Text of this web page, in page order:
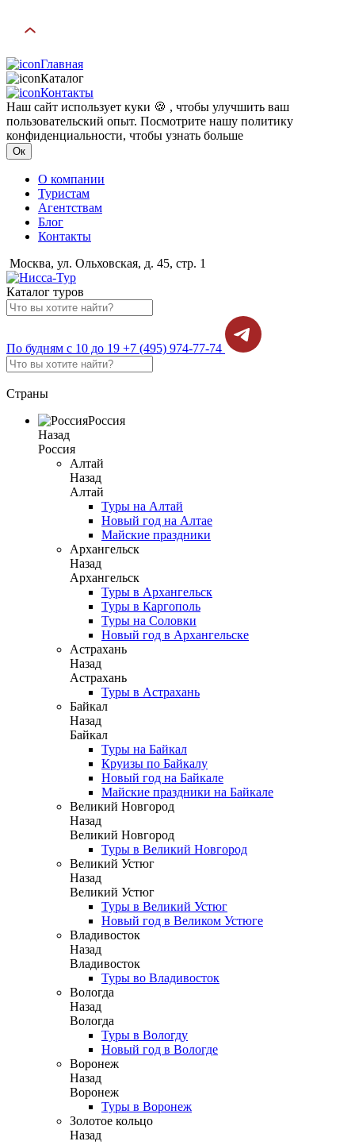
Главная
Каталог
Контакты
Наш сайт использует куки 🍪 , чтобы улучшить ваш
пользовательский опыт. Посмотрите нашу политику
конфиденциальности, чтобы узнать больше
Ок
О компании
Туристам
Агентствам
Блог
Контакты
Москва, ул. Ольховская, д. 45, стр. 1
Каталог туров
По будням с 10 до 19 +7 (495) 974-77-74
Страны
Россия
Назад
Россия
Алтай
Назад
Алтай
Туры на Алтай
Новый год на Алтае
Майские праздники
Архангельск
Назад
Архангельск
Туры в Архангельск
Туры в Каргополь
Туры на Соловки
Новый год в Архангельске
Астрахань
Назад
Астрахань
Туры в Астрахань
Байкал
Назад
Байкал
Туры на Байкал
Круизы по Байкалу
Новый год на Байкале
Майские праздники на Байкале
Великий Новгород
Назад
Великий Новгород
Туры в Великий Новгород
Великий Устюг
Назад
Великий Устюг
Туры в Великий Устюг
Новый год в Великом Устюге
Владивосток
Назад
Владивосток
Туры во Владивосток
Вологда
Назад
Вологда
Туры в Вологду
Новый год в Вологде
Воронеж
Назад
Воронеж
Туры в Воронеж
Золотое кольцо
Назад